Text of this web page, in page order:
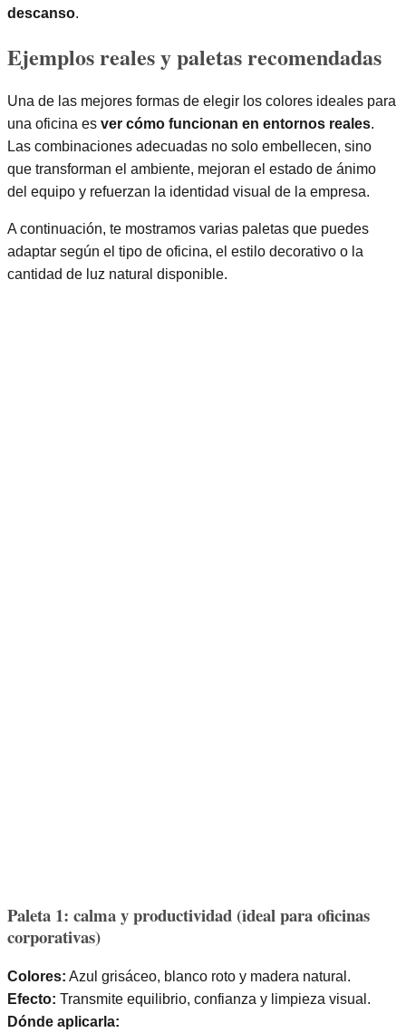
descanso.
Ejemplos reales y paletas recomendadas
Una de las mejores formas de elegir los colores ideales para
una oficina es ver cómo funcionan en entornos reales.
Las combinaciones adecuadas no solo embellecen, sino
que transforman el ambiente, mejoran el estado de ánimo
del equipo y refuerzan la identidad visual de la empresa.
A continuación, te mostramos varias paletas que puedes
adaptar según el tipo de oficina, el estilo decorativo o la
cantidad de luz natural disponible.
Paleta 1: calma y productividad (ideal para oficinas
corporativas)
Colores: Azul grisáceo, blanco roto y madera natural.
Efecto: Transmite equilibrio, confianza y limpieza visual.
Dónde aplicarla: